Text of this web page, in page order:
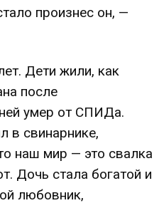
произнес он, —
Дети жили, как
после
умер от СПИДа.
в свинарнике,
наш мир — это свалка
Дочь стала богатой и
любовник,